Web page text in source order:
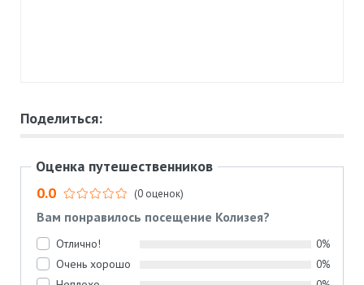
Поделиться:
Оценка путешественников
0.0
(0 оценок)
Вам понравилось посещение Колизея?
Отлично!
Очень хорошо
0%
0%